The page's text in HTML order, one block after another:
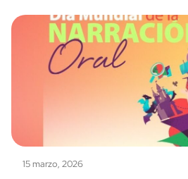
15 marzo, 2026